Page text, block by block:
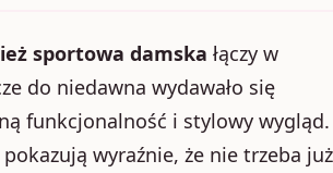
sportowa damska łączy w
do niedawna wydawało się
funkcjonalność i stylowy wygląd.
wyraźnie, że nie trzeba już